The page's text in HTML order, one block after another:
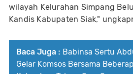
wilayah Kelurahan Simpang
Kandis Kabupaten Siak,"
Baca Juga : Babinsa Sertu
Gelar Komsos Bersama